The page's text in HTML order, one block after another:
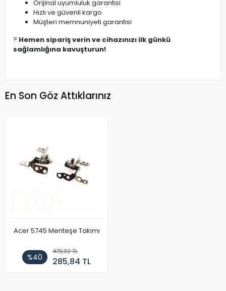
Orijinal uyumluluk garantisi
Hızlı ve güvenli kargo
Müşteri memnuniyeti garantisi
? Hemen sipariş verin ve cihazınızı ilk günkü
sağlamlığına kavuşturun!
En Son Göz Attıklarınız
Acer 5745 Menteşe Takımı
%40
479,32 TL
285,84 TL